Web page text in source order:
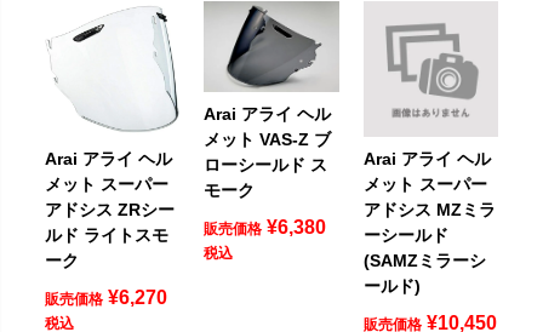
Arai アライ ヘル
メット スーパー
アドシス ZRシー
ルド ライトスモ
ーク
販売価格 ¥6,270
税込
Arai アライ ヘル
メット VAS-Z ブ
ローシールド ス
モーク
販売価格 ¥6,380
税込
Arai アライ ヘル
メット スーパー
アドシス MZミラ
ーシールド
(SAMZミラーシ
ールド)
販売価格 ¥10,450